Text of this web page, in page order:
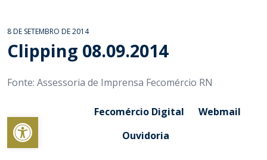
8 DE SETEMBRO DE 2014
Clipping 08.09.2014
Fonte: Assessoria de Imprensa Fecomércio RN